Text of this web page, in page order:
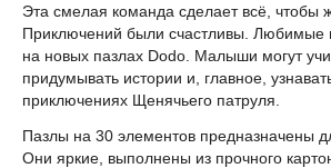
Эта смелая команда сделает всё, чтобы
Приключений были счастливы. Любимые
на новых пазлах Dodo. Малыши могут
придумывать истории и, главное,
приключениях Щенячьего патруля.
Пазлы на 30 элементов предназначены
Они яркие, выполнены из прочного